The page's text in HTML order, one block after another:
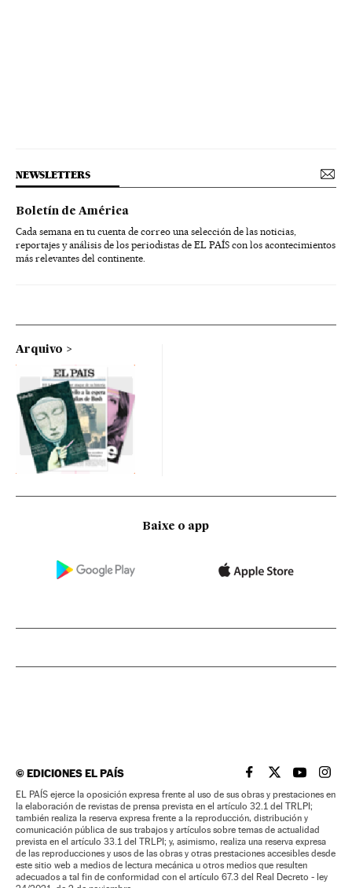
NEWSLETTERS
Boletín de América
Cada semana en tu cuenta de correo una selección de las noticias,
reportajes y análisis de los periodistas de EL PAÍS con los acontecimientos
más relevantes del continente.
Arquivo
Baixe o app
©EDICIONES EL PAÍS EL PAÍS BRASIL EN
EL PAÍSEL PAÍS
EL
EL PAÍS ejerce la oposición expresa frente al uso de sus obras y prestaciones en
la elaboración de revistas de prensa prevista en el artículo 32.1 del TRLPI;
también realiza la reserva expresa frente a la reproducción, distribución y
comunicación pública de sus trabajos y artículos sobre temas de actualidad
prevista en el artículo 33.1 del TRLPI; y, asimismo, realiza una reserva expresa
de las reproducciones y usos de las obras y otras prestaciones accesibles desde
este sitio web a medios de lectura mecánica u otros medios que resulten
adecuados a tal fin de conformidad con el artículo 67.3 del Real Decreto - ley